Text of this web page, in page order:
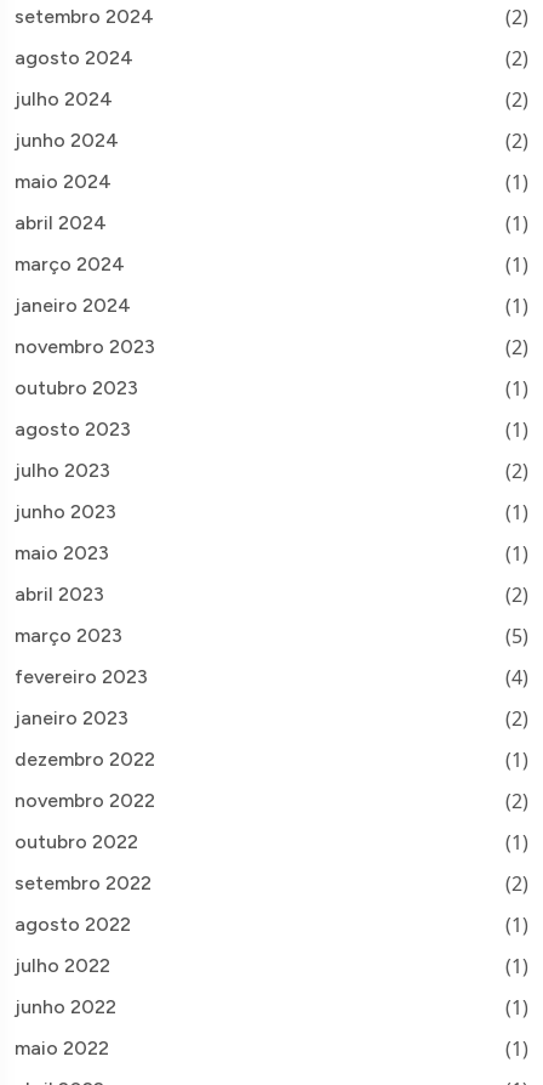
setembro 2024 (2)
agosto 2024 (2)
julho 2024 (2)
junho 2024 (2)
maio 2024 (1)
abril 2024 (1)
março 2024 (1)
janeiro 2024 (1)
novembro 2023 (2)
outubro 2023 (1)
agosto 2023 (1)
julho 2023 (2)
junho 2023 (1)
maio 2023 (1)
abril 2023 (2)
março 2023 (5)
fevereiro 2023 (4)
janeiro 2023 (2)
dezembro 2022 (1)
novembro 2022 (2)
outubro 2022 (1)
setembro 2022 (2)
agosto 2022 (1)
julho 2022 (1)
junho 2022 (1)
maio 2022 (1)